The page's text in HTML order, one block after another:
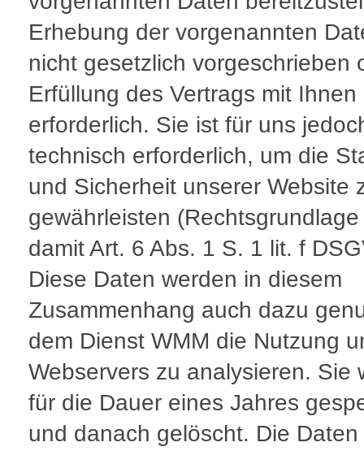
Erhebung der vorgenannten
nicht gesetzlich vorgeschrieben
Erfüllung des Vertrags mit Ihnen
erforderlich. Sie ist für uns
technisch erforderlich, um die
und Sicherheit unserer Website
gewährleisten (Rechtsgrundlage
damit Art. 6 Abs. 1 S. 1 lit. f
Diese Daten werden in diesem
Zusammenhang auch dazu
dem Dienst WMM die Nutzung
Webservers zu analysieren. Sie
für die Dauer eines Jahres
und danach gelöscht. Die